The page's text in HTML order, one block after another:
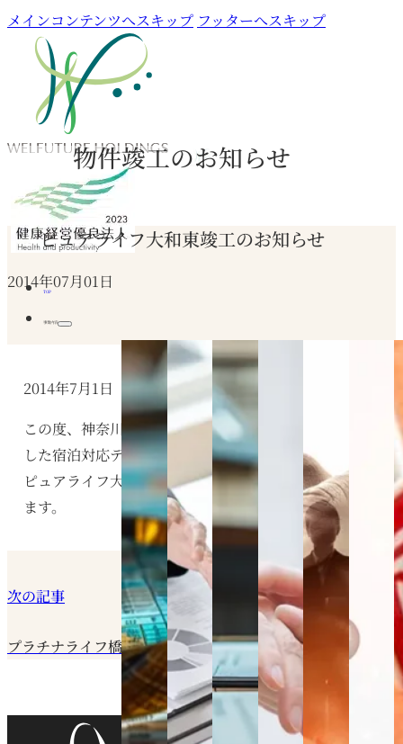
メインコンテンツへスキップ フッターへスキップ
TOP
事業内容
物件竣工のお知らせ
ピュアライフ大和東竣工のお知らせ
2014年07月01日
2014年7月1日
この度、神奈川県大和市大和東にて建築を進めていま
した宿泊対応デイサービスのピュアライフシリーズの
ピュアライフ大和東が竣工しましたことをお知らせし
ます。
次の記事
プラチナライフ橋本二本松竣工のお知らせ